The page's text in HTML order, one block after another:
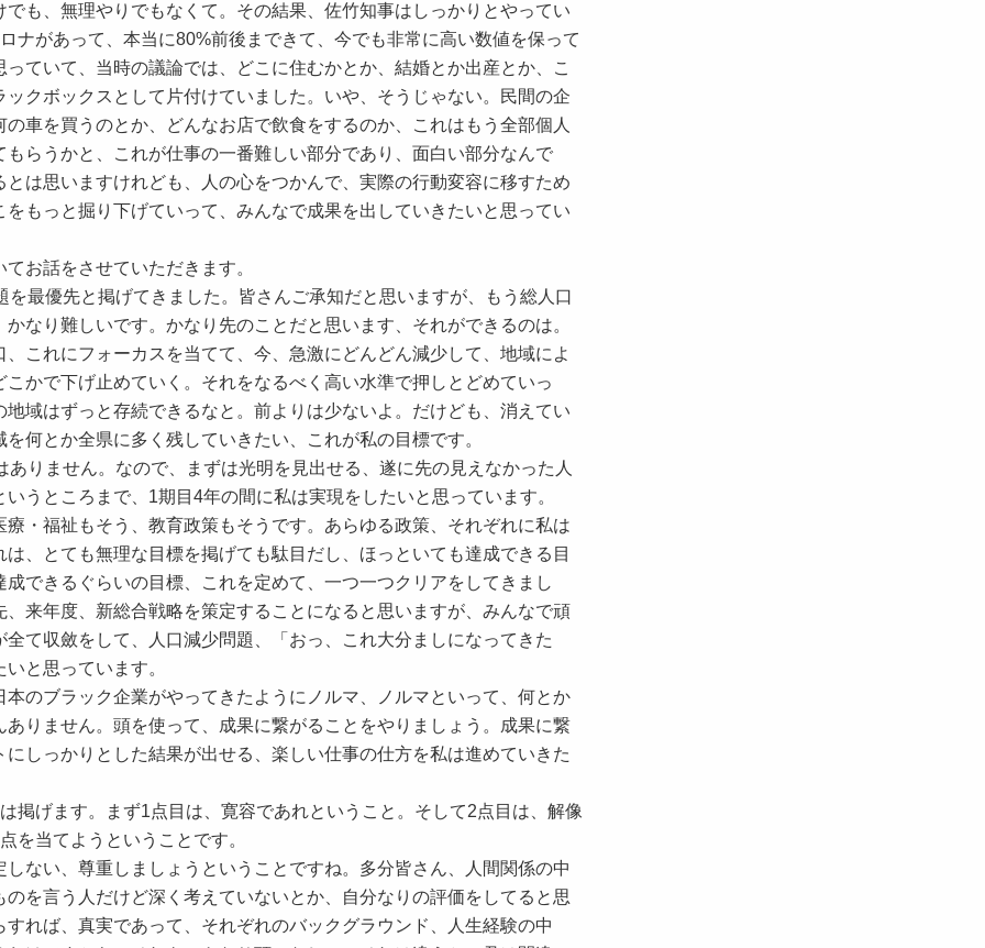
も、無理やりでもなくて。その結果、佐竹知事はしっかりとやってい
ナがあって、本当に80%前後まできて、今でも非常に高い数値を保って
ていて、当時の議論では、どこに住むかとか、結婚とか出産とか、こ
クボックスとして片付けていました。いや、そうじゃない。民間の企
車を買うのとか、どんなお店で飲食をするのか、これはもう全部個人
らうかと、これが仕事の一番難しい部分であり、面白い部分なんで
は思いますけれども、人の心をつかんで、実際の行動変容に移すため
もっと掘り下げていって、みんなで成果を出していきたいと思ってい
お話をさせていただきます。
最優先と掲げてきました。皆さんご承知だと思いますが、もう総人口
なり難しいです。かなり先のことだと思います、それができるのは。
これにフォーカスを当てて、今、急激にどんどん減少して、地域によ
かで下げ止めていく。それをなるべく高い水準で押しとどめていっ
域はずっと存続できるなと。前よりは少ないよ。だけども、消えてい
何とか全県に多く残していきたい、これが私の目標です。
りません。なので、まずは光明を見出せる、遂に先の見えなかった人
うところまで、1期目4年の間に私は実現をしたいと思っています。
・福祉もそう、教育政策もそうです。あらゆる政策、それぞれに私は
、とても無理な目標を掲げても駄目だし、ほっといても達成できる目
できるぐらいの目標、これを定めて、一つ一つクリアをしてきまし
来年度、新総合戦略を策定することになると思いますが、みんなで頑
て収斂をして、人口減少問題、「おっ、これ大分ましになってきた
と思っています。
のブラック企業がやってきたようにノルマ、ノルマといって、何とか
りません。頭を使って、成果に繋がることをやりましょう。成果に繋
しっかりとした結果が出せる、楽しい仕事の仕方を私は進めていきた
げます。まず1点目は、寛容であれということ。そして2点目は、解像
を当てようということです。
ない、尊重しましょうということですね。多分皆さん、人間関係の中
を言う人だけど深く考えていないとか、自分なりの評価をしてると思
れば、真実であって、それぞれのバックグラウンド、人生経験の中